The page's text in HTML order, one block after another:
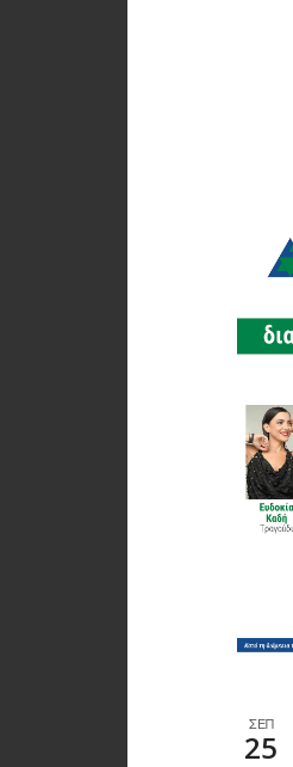
ΣΕΠ
25